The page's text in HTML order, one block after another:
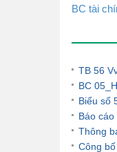
BC tài
TB 56
BC
Biểu số
Báo
Thông
Công